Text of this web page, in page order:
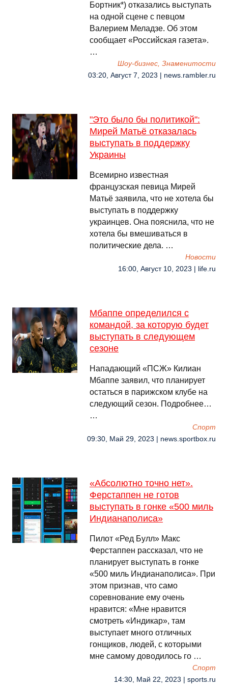
Бортник*) отказались выступать
на одной сцене с певцом
Валерием Меладзе. Об этом
сообщает «Российская газета».
…
Шоу-бизнес, Знаменитости
03:20, Август 7, 2023 | news.rambler.ru
"Это было бы политикой":
Мирей Матьё отказалась
выступать в поддержку
Украины
Всемирно известная
французская певица Мирей
Матьё заявила, что не хотела бы
выступать в поддержку
украинцев. Она пояснила, что не
хотела бы вмешиваться в
политические дела. …
Новости
16:00, Август 10, 2023 | life.ru
Мбаппе определился с
командой, за которую будет
выступать в следующем
сезоне
Нападающий «ПСЖ» Килиан
Мбаппе заявил, что планирует
остаться в парижском клубе на
следующий сезон. Подробнее…
…
Спорт
09:30, Май 29, 2023 | news.sportbox.ru
«Абсолютно точно нет».
Ферстаппен не готов
выступать в гонке «500 миль
Индианаполиса»
Пилот «Ред Булл» Макс
Ферстаппен рассказал, что не
планирует выступать в гонке
«500 миль Индианаполиса». При
этом признав, что само
соревнование ему очень
нравится: «Мне нравится
смотреть «Индикар», там
выступает много отличных
гонщиков, людей, с которыми
мне самому доводилось го …
Спорт
14:30, Май 22, 2023 | sports.ru